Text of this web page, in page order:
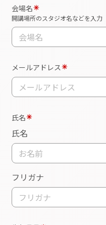
のとしていただくため
ないよう、また怪我や
つけ下さい。
遅刻・早退・欠席など
た受講分の振 替や返
講座中の電話やメー
ため、遅刻や欠席の場
3.
安全・円滑に執り行
ッフの指示に従ってい
の技量を超えた無理な
いけません。